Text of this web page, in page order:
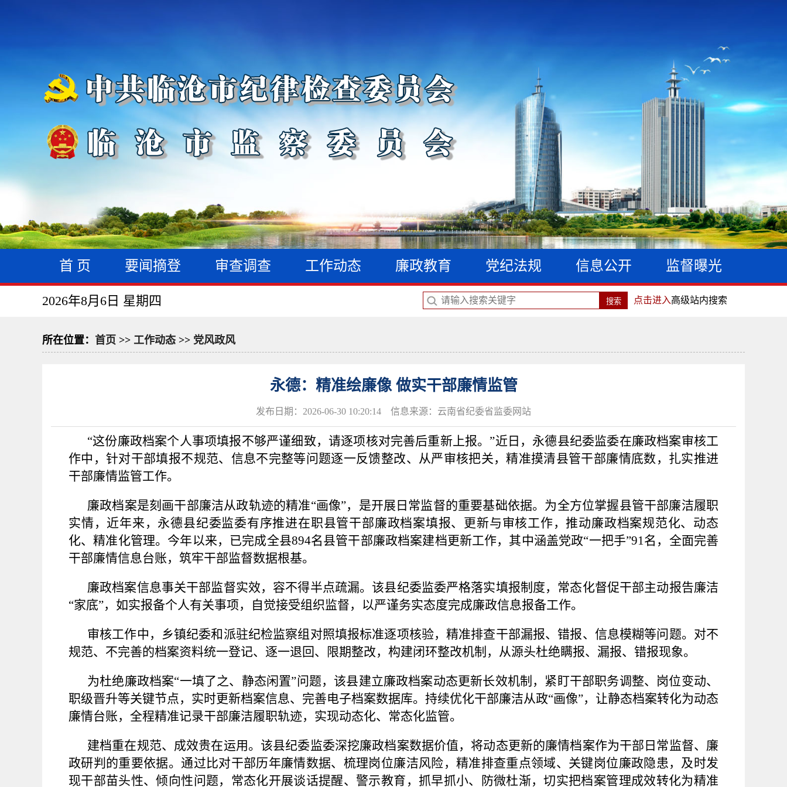
首 页 要闻摘登 审查调查 工作动态 廉政教育 党纪法规 信息公开 监督曝光
2026年8月6日 星期四 点击进入高级站内搜索
所在位置： 首页 >> 工作动态 >> 党风政风
永德：精准绘廉像 做实干部廉情监管
发布日期：2026-06-30 10:20:14 信息来源：云南省纪委省监委网站
“这份廉政档案个人事项填报不够严谨细致，请逐项核对完善后重新上报。”近日，永德县纪委监委在廉政档案审核工
作中，针对干部填报不规范、信息不完整等问题逐一反馈整改、从严审核把关，精准摸清县管干部廉情底数，扎实推进
干部廉情监管工作。
廉政档案是刻画干部廉洁从政轨迹的精准“画像”，是开展日常监督的重要基础依据。为全方位掌握县管干部廉洁履职
实情，近年来，永德县纪委监委有序推进在职县管干部廉政档案填报、更新与审核工作，推动廉政档案规范化、动态
化、精准化管理。今年以来，已完成全县894名县管干部廉政档案建档更新工作，其中涵盖党政“一把手”91名，全面完善
干部廉情信息台账，筑牢干部监督数据根基。
廉政档案信息事关干部监督实效，容不得半点疏漏。该县纪委监委严格落实填报制度，常态化督促干部主动报告廉洁
“家底”，如实报备个人有关事项，自觉接受组织监督，以严谨务实态度完成廉政信息报备工作。
审核工作中，乡镇纪委和派驻纪检监察组对照填报标准逐项核验，精准排查干部漏报、错报、信息模糊等问题。对不
规范、不完善的档案资料统一登记、逐一退回、限期整改，构建闭环整改机制，从源头杜绝瞒报、漏报、错报现象。
为杜绝廉政档案“一填了之、静态闲置”问题，该县建立廉政档案动态更新长效机制，紧盯干部职务调整、岗位变动、
职级晋升等关键节点，实时更新档案信息、完善电子档案数据库。持续优化干部廉洁从政“画像”，让静态档案转化为动态
廉情台账，全程精准记录干部廉洁履职轨迹，实现动态化、常态化监管。
建档重在规范、成效贵在运用。该县纪委监委深挖廉政档案数据价值，将动态更新的廉情档案作为干部日常监督、廉
政研判的重要依据。通过比对干部历年廉情数据、梳理岗位廉洁风险，精准排查重点领域、关键岗位廉政隐患，及时发
现干部苗头性、倾向性问题，常态化开展谈话提醒、警示教育，抓早抓小、防微杜渐，切实把档案管理成效转化为精准